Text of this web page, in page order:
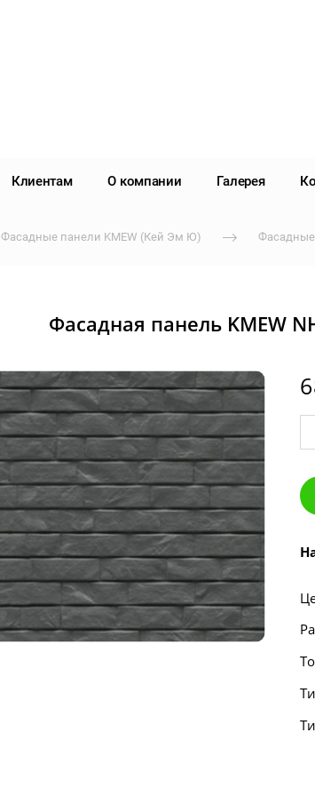
Клиентам О компании Галерея
Фасадные панели KMEW (Кей Эм Ю) Фасадные
Фасадная панель KMEW